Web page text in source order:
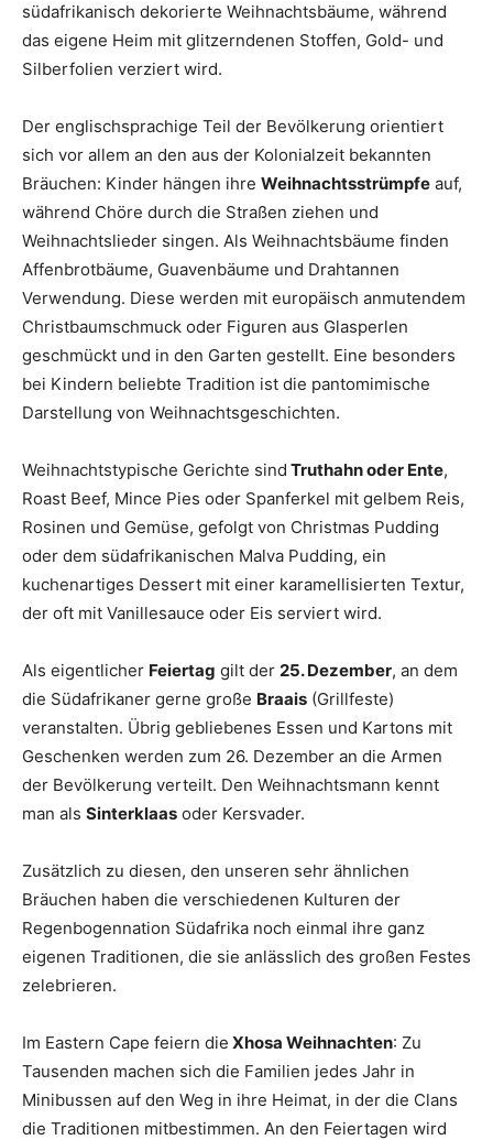
südafrikanisch dekorierte Weihnachtsbäume, während
das eigene Heim mit glitzerndenen Stoffen, Gold- und
Silberfolien verziert wird.
Der englischsprachige Teil der Bevölkerung orientiert
sich vor allem an den aus der Kolonialzeit bekannten
Bräuchen: Kinder hängen ihre Weihnachtsstrümpfe auf,
während Chöre durch die Straßen ziehen und
Weihnachtslieder singen. Als Weihnachtsbäume finden
Affenbrotbäume, Guavenbäume und Drahtannen
Verwendung. Diese werden mit europäisch anmutendem
Christbaumschmuck oder Figuren aus Glasperlen
geschmückt und in den Garten gestellt. Eine besonders
bei Kindern beliebte Tradition ist die pantomimische
Darstellung von Weihnachtsgeschichten.
Weihnachtstypische Gerichte sind Truthahn oder Ente,
Roast Beef, Mince Pies oder Spanferkel mit gelbem Reis,
Rosinen und Gemüse, gefolgt von Christmas Pudding
oder dem südafrikanischen Malva Pudding, ein
kuchenartiges Dessert mit einer karamellisierten Textur,
der oft mit Vanillesauce oder Eis serviert wird.
Als eigentlicher Feiertag gilt der 25. Dezember, an dem
die Südafrikaner gerne große Braais (Grillfeste)
veranstalten. Übrig gebliebenes Essen und Kartons mit
Geschenken werden zum 26. Dezember an die Armen
der Bevölkerung verteilt. Den Weihnachtsmann kennt
man als Sinterklaas oder Kersvader.
Zusätzlich zu diesen, den unseren sehr ähnlichen
Bräuchen haben die verschiedenen Kulturen der
Regenbogennation Südafrika noch einmal ihre ganz
eigenen Traditionen, die sie anlässlich des großen Festes
zelebrieren.
Im Eastern Cape feiern die Xhosa Weihnachten: Zu
Tausenden machen sich die Familien jedes Jahr in
Minibussen auf den Weg in ihre Heimat, in der die Clans
die Traditionen mitbestimmen. An den Feiertagen wird